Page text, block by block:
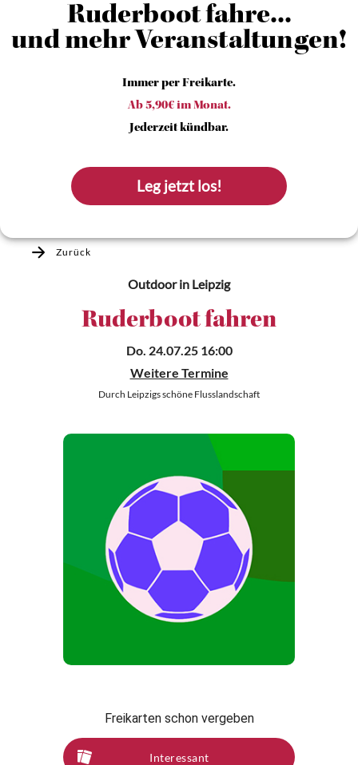
Ruderboot fahre...
und mehr Veranstaltungen!
Immer per Freikarte.
Ab 5,90€ im Monat.
Jederzeit kündbar.
Leg jetzt los!
Zurück
Outdoorin Leipzig
Ruderboot fahren
Do. 24.07.25 16:00
Weitere Termine
Durch Leipzigs schöne Flusslandschaft
Freikarten schon vergeben
Interessant